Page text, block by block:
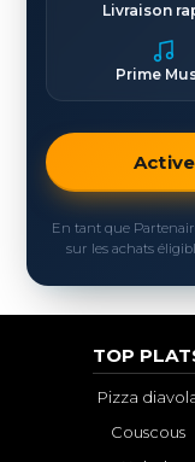
Livraison
Prime
En tant que
sur les achats
TOP
Pizza
Couscous